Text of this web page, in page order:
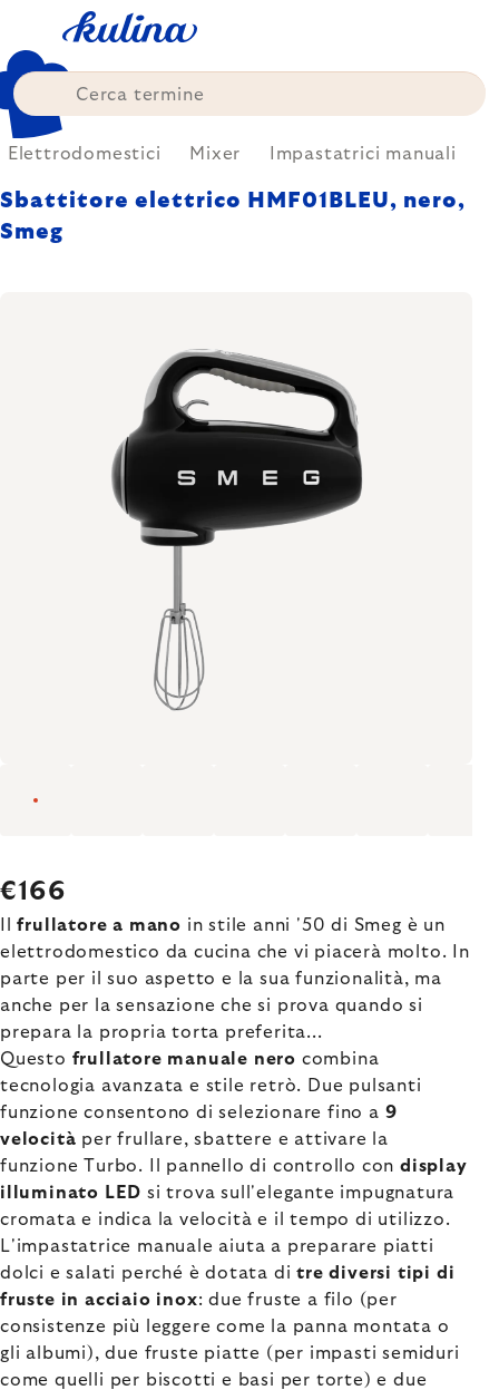
content
Elettrodomestici Mixer Impastatrici manuali
Sbattitore elettrico HMF01BLEU, nero,
Smeg
€166
Ilfrullatore a mano in stile anni '50 di Smeg è un
elettrodomestico da cucina che vi piacerà molto. In
parte per il suo aspetto e la sua funzionalità, ma
anche per la sensazione che si prova quando si
prepara la propria torta preferita...
Questo frullatore manuale nero combina
tecnologia avanzata e stile retrò. Due pulsanti
funzione consentono di selezionare fino a 9
velocità per frullare, sbattere e attivare la
funzione Turbo. Il pannello di controllo con display
illuminato LEDsi trova sull'elegante impugnatura
cromata e indica la velocità e il tempo di utilizzo.
L'impastatrice manuale aiuta a preparare piatti
dolci e salati perché è dotata ditre diversi tipi di
fruste in acciaio inox: due fruste a filo (per
consistenze più leggere come la panna montata o
gli albumi), due fruste piatte (per impasti semiduri
come quelli per biscotti e basi per torte) e due